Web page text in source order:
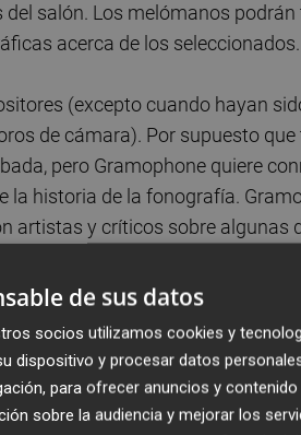
salón. Los melómanos podrán
acerca de los seleccionados.
(excepto cuando hayan
de cámara). Por supuesto
pero Gramophone quiere
la historia de la fonografía.
artistas y críticos sobre algunas
Daniel Hope, que habló con
CONCURSO
de sus datos
socios utilizamos cookies y
dispositivo y procesar datos
para ofrecer anuncios y
sobre la audiencia y mejorar los